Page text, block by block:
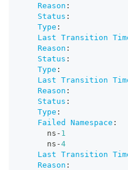
Reason :
Status :
Type :
Last Transition
Reason :
Status :
Type :
Last Transition
Reason :
Status :
Type :
Failed Namespace :
      ns
- 1
      ns
-4
Last Transition
Reason :